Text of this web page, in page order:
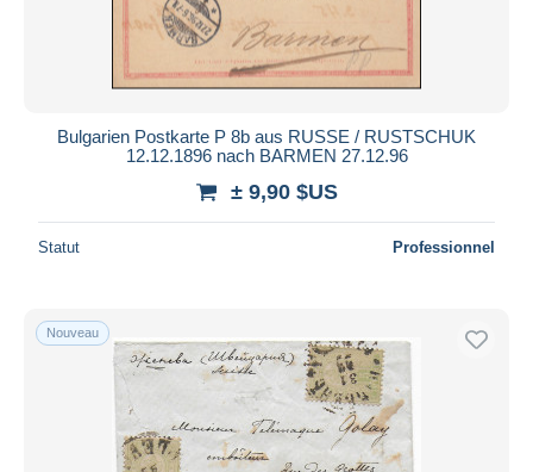
Bulgarien Postkarte P 8b aus RUSSE / RUSTSCHUK
12.12.1896 nach BARMEN 27.12.96
± 9,90 $US
Statut Professionnel
Nouveau